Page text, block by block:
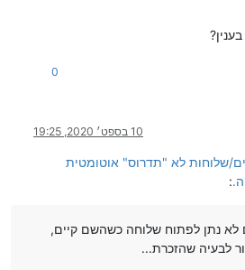
0
10 בספט׳ 2020, 19:25
שלוחות לא "תדרוס" אוטומטית
:
לא נתן לפתוח שלוחה כשהשם קיים,
לבעיה שהזכרת...